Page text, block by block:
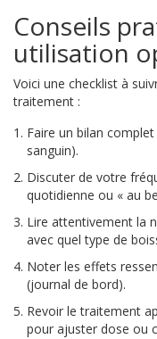
Conseils
utilisation
Voici une checklist à
traitement :
Faire un bilan
sanguin).
Discuter de votre
quotidienne ou « au
Lire attentivement la
avec quel type de
Noter les effets
(journal de bord).
Revoir le traitement
pour ajuster dose ou